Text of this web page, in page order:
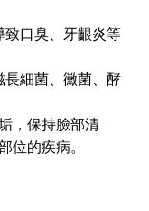
致口臭、牙齦炎等
長細菌、黴菌、酵
，保持臉部清
位的疾病。